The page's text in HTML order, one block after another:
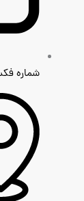
شماره فکس: